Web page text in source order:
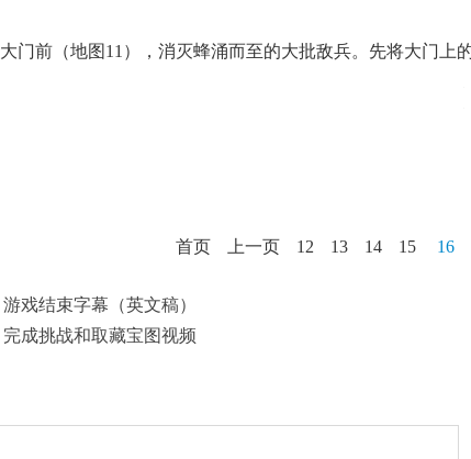
门前（地图11），消灭蜂涌而至的大批敌兵。先将大门上
首页 上一页 12 13 14 15 16
游戏结束字幕（英文稿）
完成挑战和取藏宝图视频